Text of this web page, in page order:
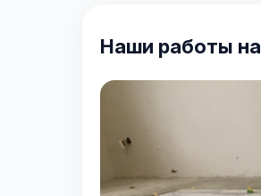
Наши работы